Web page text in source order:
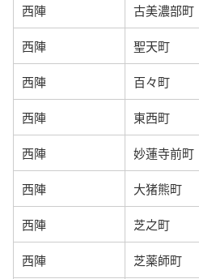
西陣 古美濃部町
西陣 聖天町
西陣 百々町
西陣 東西町
西陣 妙蓮寺前町
西陣 大猪熊町
西陣 芝之町
西陣 芝薬師町